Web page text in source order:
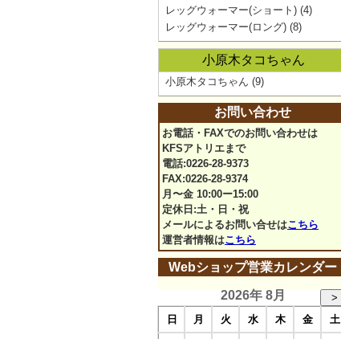
レッグウォーマー(ショート) (4)
レッグウォーマー(ロング) (8)
小原木タコちゃん
小原木タコちゃん (9)
お問い合わせ
お電話・FAXでのお問い合わせは
KFSアトリエまで
電話:0226-28-9373
FAX:0226-28-9374
月〜金 10:00ー15:00
定休日:土・日・祝
メールによるお問い合せはこちら
運営者情報はこちら
Webショップ営業カレンダー
2026年 8月
>
日
月 火 水 木 金 土